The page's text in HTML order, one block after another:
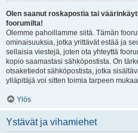
Olen saanut roskapostia tai
foorumilta!
Olemme pahoillamme siitä. Tämän
ominaisuuksia, jotka yrittävät estää ja
sellaisia viestejä, joten ota yhteyttä
kopio saamastasi sähköpostista. On
otsaketiedot sähköpostista, jotka
ylläpitäjä voi sitten toimia tarpeen
Ylös
Ystävät ja vihamiehet